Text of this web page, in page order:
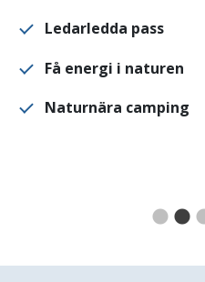
Ledarledda pass
Få energi i naturen
Naturnära camping